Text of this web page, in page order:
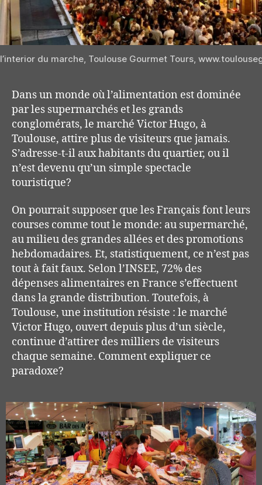
l’interior du marche, Toulouse Gourmet Tours,
Dans un monde où l’alimentation est dominée
par les supermarchés et les grands
conglomérats, le marché Victor Hugo, à
Toulouse, attire plus de visiteurs que jamais.
S’adresse-t-il aux habitants du quartier, ou il
n’est devenu qu’un simple spectacle
touristique?
On pourrait supposer que les Français font leurs
courses comme tout le monde: au supermarché,
au milieu des grandes allées et des promotions
hebdomadaires. Et, statistiquement, ce n’est pas
tout à fait faux. Selon l’INSEE, 72% des
dépenses alimentaires en France s’effectuent
dans la grande distribution. Toutefois, à
Toulouse, une institution résiste : le marché
Victor Hugo, ouvert depuis plus d’un siècle,
continue d’attirer des milliers de visiteurs
chaque semaine. Comment expliquer ce
paradoxe?